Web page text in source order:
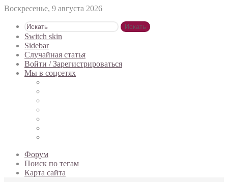
Воскресенье, 9 августа 2026
Искать
Switch skin
Sidebar
Случайная статья
Войти / Зарегистрироваться
Мы в соцсетях
Форум
Поиск по тегам
Карта сайта